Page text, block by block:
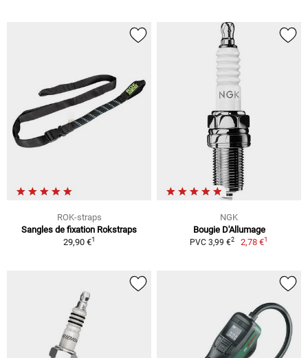
ROK-straps
Sangles de fixation Rokstraps
29,90 €1
NGK
Bougie D'Allumage
PVC 3,99 €2 2,78 €1